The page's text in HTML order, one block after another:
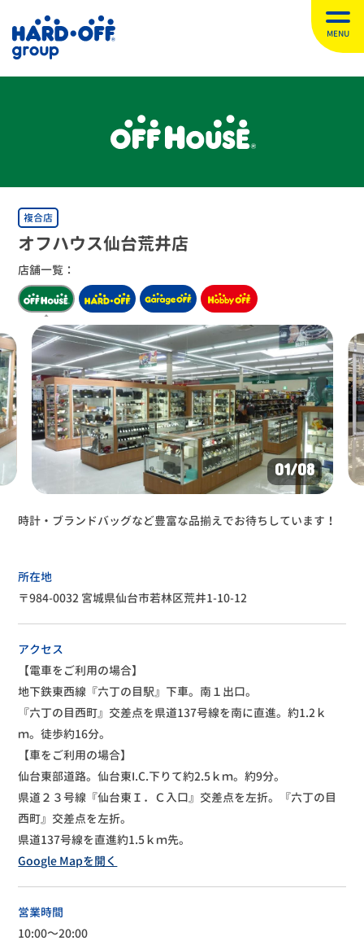
MENU
複合店
オフハウス仙台荒井店
店舗一覧：
01/08
時計・ブランドバッグなど豊富な品揃えでお待ちしています！
所在地
〒984-0032 宮城県仙台市若林区荒井1-10-12
アクセス
【電車をご利用の場合】
地下鉄東西線『六丁の目駅』下車。南１出口。
『六丁の目西町』交差点を県道137号線を南に直進。約1.2ｋ
ｍ。徒歩約16分。
【車をご利用の場合】
仙台東部道路。仙台東I.C.下りて約2.5ｋｍ。約9分。
県道２３号線『仙台東Ｉ．Ｃ入口』交差点を左折。『六丁の目
西町』交差点を左折。
県道137号線を直進約1.5ｋｍ先。
Google Mapを開く
営業時間
10:00～20:00